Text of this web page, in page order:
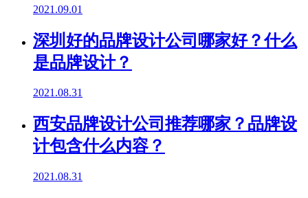
2021.09.01
深圳好的品牌设计公司哪家好？什么
是品牌设计？
2021.08.31
西安品牌设计公司推荐哪家？品牌设
计包含什么内容？
2021.08.31